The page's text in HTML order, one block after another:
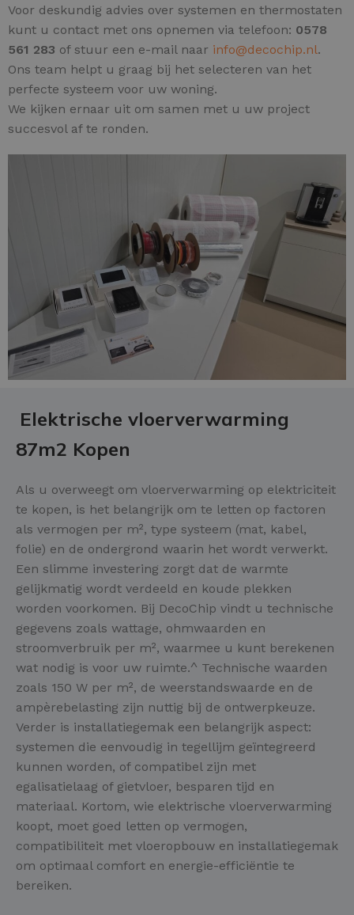
Voor deskundig advies over systemen en thermostaten
kunt u contact met ons opnemen via telefoon: 0578
561 283 of stuur een e-mail naar info@decochip.nl.
Ons team helpt u graag bij het selecteren van het
perfecte systeem voor uw woning.
We kijken ernaar uit om samen met u uw project
succesvol af te ronden.
Elektrische vloerverwarming
87m2 Kopen
Als u overweegt om vloerverwarming op elektriciteit
te kopen, is het belangrijk om te letten op factoren
als vermogen per m², type systeem (mat, kabel,
folie) en de ondergrond waarin het wordt verwerkt.
Een slimme investering zorgt dat de warmte
gelijkmatig wordt verdeeld en koude plekken
worden voorkomen. Bij DecoChip vindt u technische
gegevens zoals wattage, ohmwaarden en
stroomverbruik per m², waarmee u kunt berekenen
wat nodig is voor uw ruimte.^ Technische waarden
zoals 150 W per m², de weerstandswaarde en de
ampèrebelasting zijn nuttig bij de ontwerpkeuze.
Verder is installatiegemak een belangrijk aspect:
systemen die eenvoudig in tegellijm geïntegreerd
kunnen worden, of compatibel zijn met
egalisatielaag of gietvloer, besparen tijd en
materiaal. Kortom, wie elektrische vloerverwarming
koopt, moet goed letten op vermogen,
compatibiliteit met vloeropbouw en installatiegemak
om optimaal comfort en energie-efficiëntie te
bereiken.